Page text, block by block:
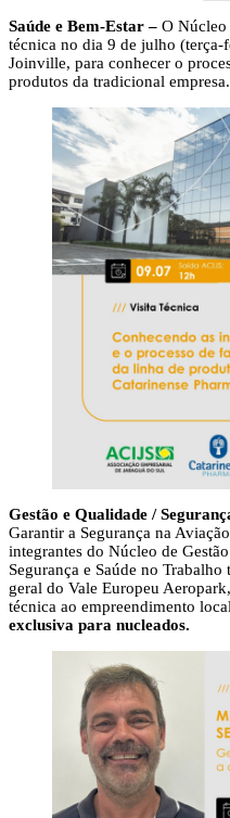
Saúde e Bem-Estar – O Núcleo
técnica no dia 9 de julho (terça-
Joinville, para conhecer o
produtos da tradicional empresa.
Gestão e Qualidade /
Garantir a Segurança na
integrantes do Núcleo de
Segurança e Saúde no
geral do Vale Europeu
técnica ao empreendimento
exclusiva para nucleados.